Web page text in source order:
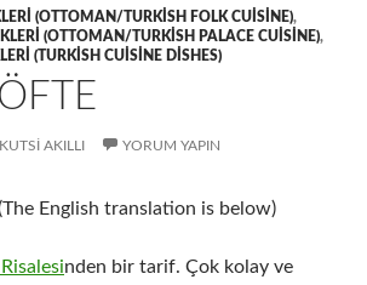
(OTTOMAN/TURKISH FOLK CUISINE),
(OTTOMAN/TURKISH PALACE CUISINE),
(TURKISH CUISINE DISHES)
KUTSI AKILLI YORUM YAPIN
English translation is below)
nden bir tarif. Çok kolay ve